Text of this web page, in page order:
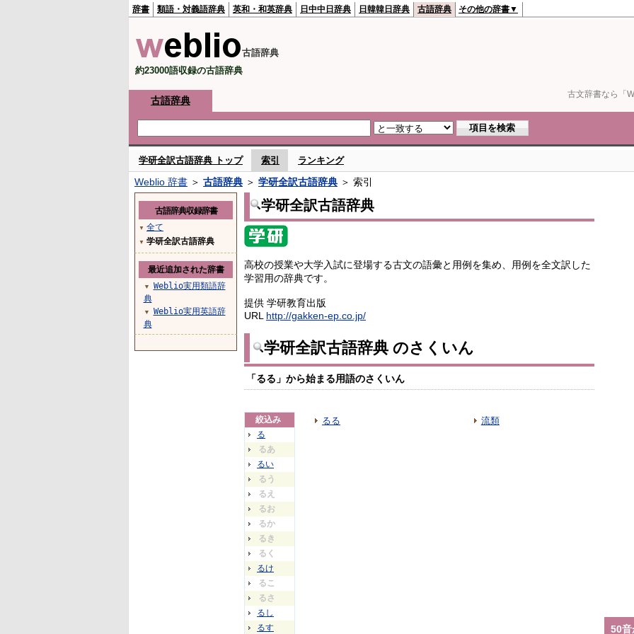
古文辞書なら「
辞書 類語・対義語辞典 英和・和英辞典 日中中日辞典 日韓韓日辞典 古語辞典 その他の辞書▼
古語辞典
約23000語収録の古語辞典
古語辞典
学研全訳古語辞典 トップ 索引 ランキング
Weblio 辞書 ＞ 古語辞典 ＞ 学研全訳古語辞典 ＞ 索引
学研全訳古語辞典
高校の授業や大学入試に登場する古文の語彙と用例を集め、用例を全文訳した
学習用の辞典です。
提供 学研教育出版
URL http://gakken-ep.co.jp/
学研全訳古語辞典 のさくいん
「るる」から始まる用語のさくいん
絞込み
る
るあ
るい
るう
るえ
るお
るか
るき
るく
るけ
るこ
るさ
るし
るす
るる 流類
古語辞典収録辞書
▼ 全て
▼ 学研全訳古語辞典
最近追加された辞書
▼
Weblio実用類語辞
典
▼
Weblio実用英語辞
典
50音